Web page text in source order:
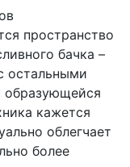
пространство
бачка –
остальными
образующейся
кажется
облегчает
более